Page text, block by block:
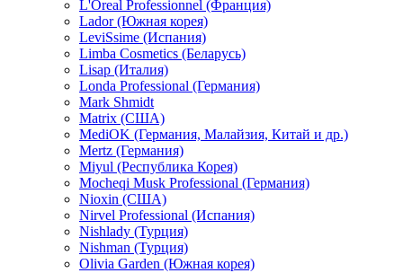
L'Oreal Professionnel (Франция)
Lador (Южная корея)
LeviSsime (Испания)
Limba Cosmetics (Беларусь)
Lisap (Италия)
Londa Professional (Германия)
Mark Shmidt
Matrix (США)
MediOK (Германия, Малайзия, Китай и др.)
Mertz (Германия)
Miyul (Республика Корея)
Mocheqi Musk Professional (Германия)
Nioxin (США)
Nirvel Professional (Испания)
Nishlady (Турция)
Nishman (Турция)
Olivia Garden (Южная корея)